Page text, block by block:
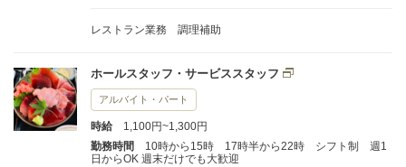
レストラン業務 調理補助
ホールスタッフ・サービススタッフ
アルバイト・パート
時給
1,100円~1,300円
勤務時間
10時から15時 17時半から22時 シフト制 週1
日からOK 週末だけでも大歓迎